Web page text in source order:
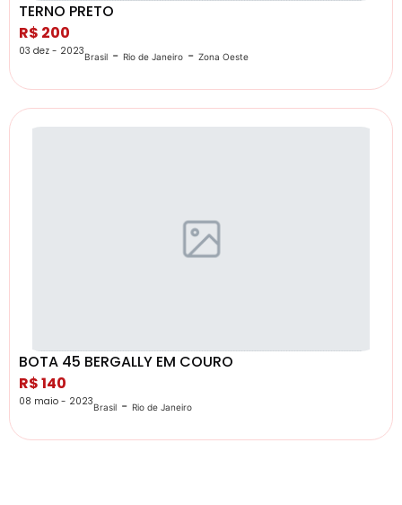
TERNO PRETO
R$ 200
03 dez - 2023Brasil - Rio de Janeiro - Zona Oeste
BOTA 45 BERGALLY EM COURO
R$ 140
08 maio - 2023Brasil - Rio de Janeiro